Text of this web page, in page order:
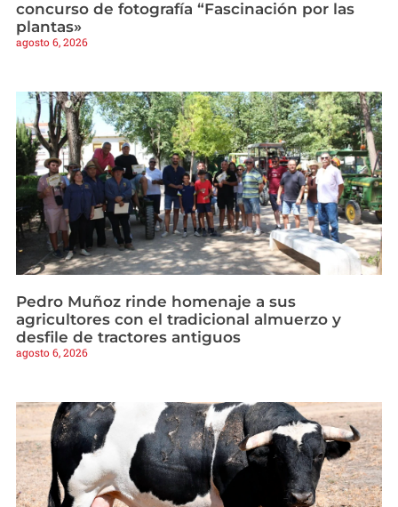
concurso de fotografía “Fascinación por las
plantas»
agosto 6, 2026
Pedro Muñoz rinde homenaje a sus
agricultores con el tradicional almuerzo y
desfile de tractores antiguos
agosto 6, 2026